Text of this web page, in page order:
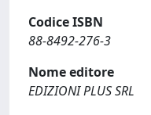
Codice ISBN
88-8492-276-3
Nome editore
EDIZIONI PLUS SRL